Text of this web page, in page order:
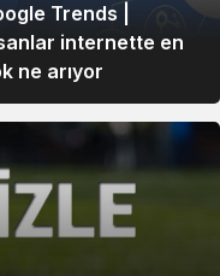
Trends |
internette en
ne arıyor